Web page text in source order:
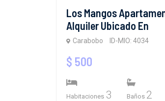
Los Mangos
Alquiler Ubicado En
Carabobo ID-MIO: 4034
$ 500
Habitaciones 3 Baños 2